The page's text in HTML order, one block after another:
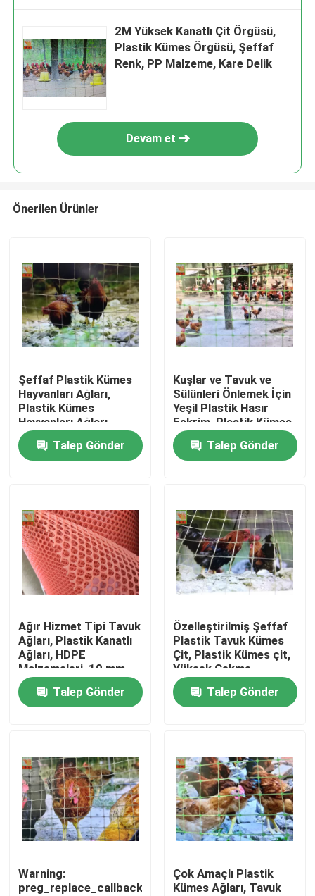
Ürün:% s
Hakkımızda
Fabrika turu
Kalite kontrol
Bize Ulaşın
Bir teklif isteği
Ekstrüde Plastik Örgüler
Bahçe kafes kafes bezi
Tarımsal Netleştirme
2M Yüksek Kanatlı Çit Örgüsü,
Plastik Kümes Örgüsü, Şeffaf
Renk, PP Malzeme, Kare Delik
Devam et
Önerilen Ürünler
Şeffaf Plastik Kümes
Hayvanları Ağları,
Plastik Kümes
Hayvanları Ağları,
Tavuk Hasırları Eskrim,
Tayland Tavuk Ağı
Talep Gönder
Kuşlar ve Tavuk ve
Sülünleri Önlemek İçin
Yeşil Plastik Hasır
Eskrim, Plastik Kümes
Ağları, 1M Yüksek, PP
MalzemelerTalep Gönder
Ağır Hizmet Tipi Tavuk
Ağları, Plastik Kanatlı
Ağları, HDPE
Malzemeleri, 10 mm
Delik Boyutu, Turuncu
Renk Talep Gönder
Özelleştirilmiş Şeffaf
Plastik Tavuk Kümes
Çit, Plastik Kümes çit,
Yüksek Çekme
Mukavemeti, 1.5M
YüksekTalep Gönder
Warning:
preg_replace_callback():
Çok Amaçlı Plastik
Kümes Ağları, Tavuk